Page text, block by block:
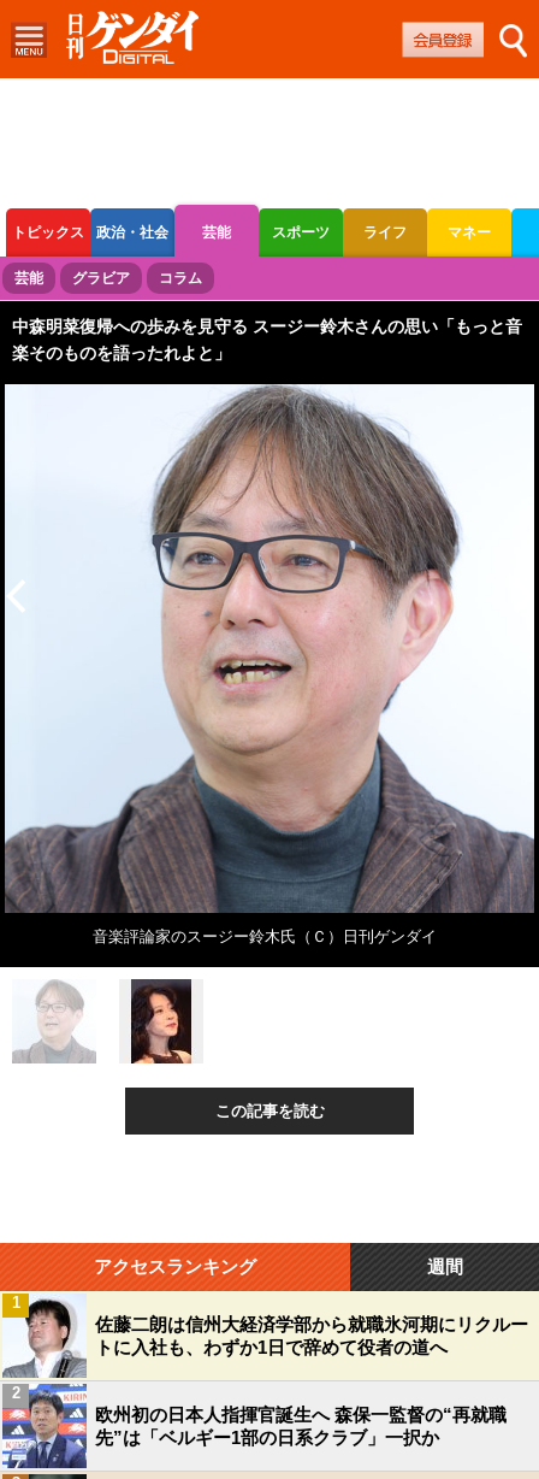
トピックス 政治・社会 芸能 スポーツ ライフ マネー
ボートレース 競輪 オートレース
芸能 グラビア コラム
中森明菜復帰への歩みを見守る スージー鈴木さんの思い「もっと音
楽そのものを語ったれよと」
音楽評論家のスージー鈴木氏（Ｃ）日刊ゲンダイ
この記事を読む
アクセスランキング 週間
佐藤二朗は信州大経済学部から就職氷河期にリクルー
トに入社も、わずか1日で辞めて役者の道へ
1
欧州初の日本人指揮官誕生へ 森保一監督の“再就職
先”は「ベルギー1部の日系クラブ」一択か
2